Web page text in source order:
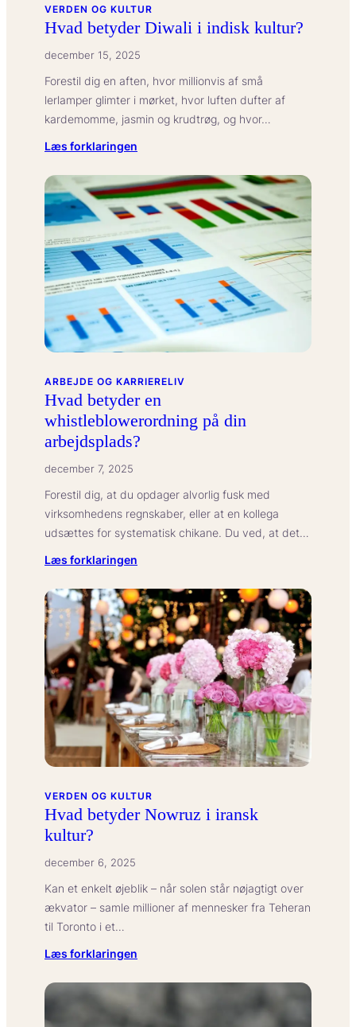
VERDEN OG KULTUR
Hvad betyder Diwali i indisk kultur?
december 15, 2025
Forestil dig en aften, hvor millionvis af små
lerlamper glimter i mørket, hvor luften dufter af
kardemomme, jasmin og krudtrøg, og hvor…
Læs forklaringen
betyder
Diwali
indisk
kultur?
ARBEJDE OG KARRIERELIV
Hvad betyder en
whistleblowerordning på din
arbejdsplads?
december 7, 2025
Forestil dig, at du opdager alvorlig fusk med
virksomhedens regnskaber, eller at en kollega
udsættes for systematisk chikane. Du ved, at det…
Læs forklaringen
betyder
en
whistleblowerordning
på
din
arbejdsplads?
VERDEN OG KULTUR
Hvad betyder Nowruz i iransk
kultur?
december 6, 2025
Kan et enkelt øjeblik – når solen står nøjagtigt over
ækvator – samle millioner af mennesker fra Teheran
til Toronto i et…
Læs forklaringen